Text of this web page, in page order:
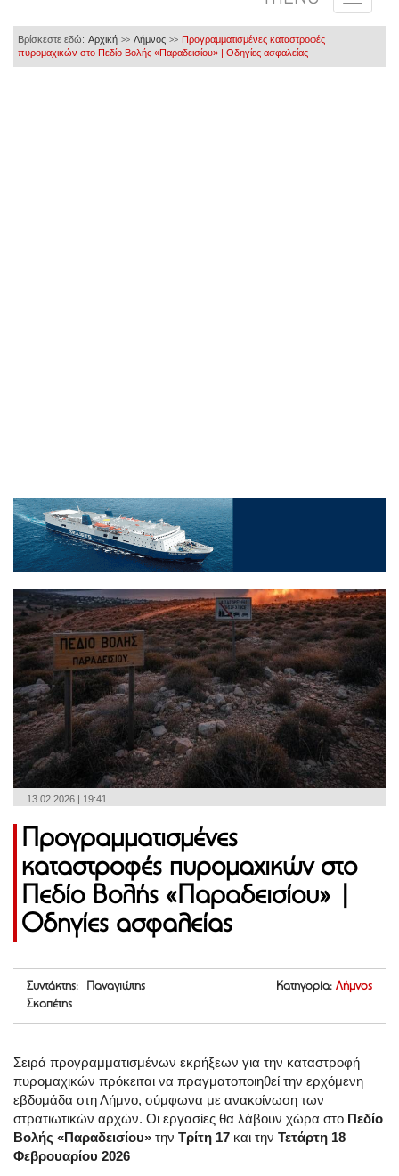
Βρίσκεστε εδώ: Αρχική >> Λήμνος >> Προγραμματισμένες καταστροφές
πυρομαχικών στο Πεδίο Βολής «Παραδεισίου» | Οδηγίες ασφαλείας
13.02.2026 | 19:41
Προγραμματισμένες
καταστροφές πυρομαχικών στο
Πεδίο Βολής «Παραδεισίου» |
Οδηγίες ασφαλείας
Συντάκτης: Παναγιώτης
Σκαπέτης
Κατηγορία: Λήμνος
Σειρά προγραμματισμένων εκρήξεων για την καταστροφή
πυρομαχικών πρόκειται να πραγματοποιηθεί την ερχόμενη
εβδομάδα στη Λήμνο, σύμφωνα με ανακοίνωση των
στρατιωτικών αρχών. Οι εργασίες θα λάβουν χώρα στο Πεδίο
Βολής «Παραδεισίου» την Τρίτη 17 και την Τετάρτη 18
Φεβρουαρίου 2026